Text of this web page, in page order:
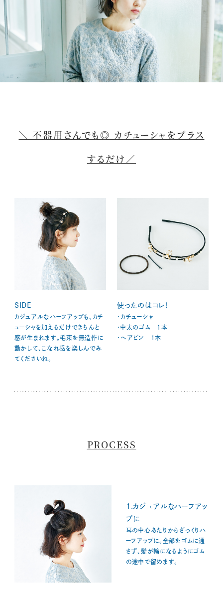
＼ 不器用さんでも◎ カチューシャをプラス
するだけ／
SIDE
カジュアルなハーフアップも、カチ
ューシャを加えるだけできちんと
感が生まれます。毛束を無造作に
動かして、こなれ感を楽しんでみ
てくださいね。
使ったのはコレ！
・カチューシャ
・中太のゴム 1本
・ヘアピン 1本
PROCESS
１.カジュアルなハーフアッ
プに
耳の中心あたりからざっくりハ
ーフアップに。全部をゴムに通
さず、髪が輪になるようにゴム
の途中で留めます。